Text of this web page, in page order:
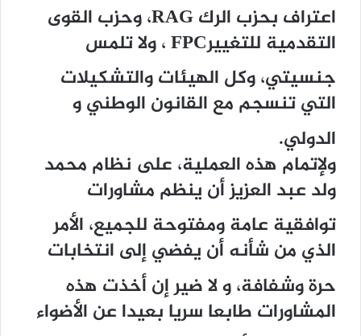
اعتراف بحزب الرك RAG، وحزب القوى
التقدمية للتغييرFPC ، ولا تلمس
جنسيتي، وكل الهيئات والتشكيلات
التي تنسجم مع القانون الوطني و
الدولي.
ولإتمام هذه العملية، على نظام محمد
ولد عبد العزيز أن ينظم مشاورات
توافقية عامة ومفتوحة للجميع، الأمر
الذي من شأنه أن يفضي إلى انتخابات
حرة وشفافة، و لا ضير إن أخذت هذه
المشاورات طابعا سريا بعيدا عن الأضواء